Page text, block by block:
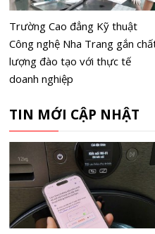
Trường Cao đẳng Kỹ thuật
Công nghệ Nha Trang gắn
lượng đào tạo với thực tế
doanh nghiệp
TIN MỚI CẬP NHẬT